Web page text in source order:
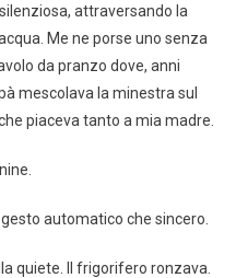
attraversando la
Me ne porse uno senza
da pranzo dove, anni
mescolava la minestra sul
piaceva tanto a mia madre.
automatico che sincero.
quiete. Il frigorifero ronzava.